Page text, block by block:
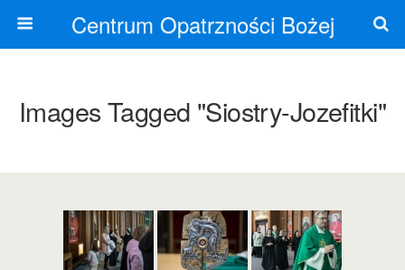
Centrum Opatrzności Bożej
Images Tagged "siostry-Jozefitki"